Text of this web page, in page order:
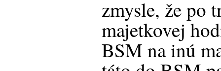
zmysle, že po
majetkovej
BSM na inú